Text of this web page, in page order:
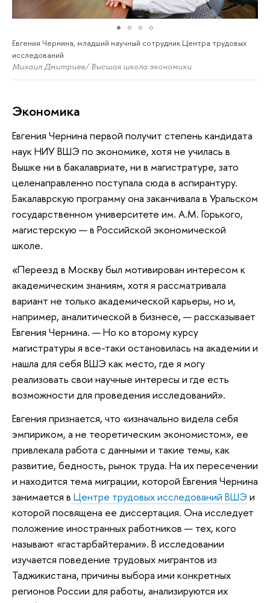
Евгения Чернина, младший научный сотрудник Центра трудовых
исследований
Михаил Дмитриев/ Высшая школа экономики
Экономика
Евгения Чернина первой получит степень кандидата
наук НИУ ВШЭ по экономике, хотя не училась в
Вышке ни в бакалавриате, ни в магистратуре, зато
целенаправленно поступала сюда в аспирантуру.
Бакалаврскую программу она заканчивала в Уральском
государственном университете им. А.М. Горького,
магистерскую — в Российской экономической
школе.
«Переезд в Москву был мотивирован интересом к
академическим знаниям, хотя я рассматривала
вариант не только академической карьеры, но и,
например, аналитической в бизнесе, — рассказывает
Евгения Чернина. — Но ко второму курсу
магистратуры я все-таки остановилась на академии и
нашла для себя ВШЭ как место, где я могу
реализовать свои научные интересы и где есть
возможности для проведения исследований».
Евгения признается, что «изначально видела себя
эмпириком, а не теоретическим экономистом», ее
привлекала работа с данными и такие темы, как
развитие, бедность, рынок труда. На их пересечении
и находится тема миграции, которой Евгения Чернина
занимается в Центре трудовых исследований ВШЭ и
которой посвящена ее диссертация. Она исследует
положение иностранных работников — тех, кого
называют «гастарбайтерами». В исследовании
изучается поведение трудовых мигрантов из
Таджикистана, причины выбора ими конкретных
регионов России для работы, анализируются их